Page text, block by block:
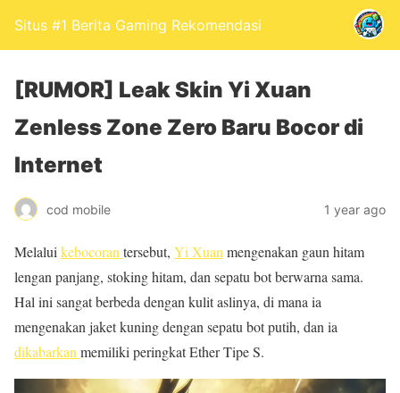
Situs #1 Berita Gaming Rekomendasi
[RUMOR] Leak Skin Yi Xuan
Zenless Zone Zero Baru Bocor di
Internet
cod mobile 1 year ago
Melalui kebocoran tersebut, Yi Xuan mengenakan gaun hitam
lengan panjang, stoking hitam, dan sepatu bot berwarna sama.
Hal ini sangat berbeda dengan kulit aslinya, di mana ia
mengenakan jaket kuning dengan sepatu bot putih, dan ia
dikabarkan memiliki peringkat Ether Tipe S.